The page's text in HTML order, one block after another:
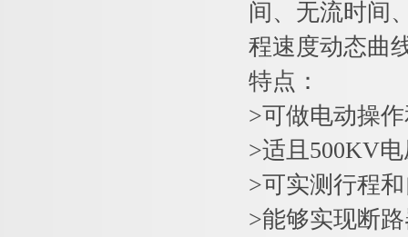
间、无流时间
程速度动态曲
特点：
>可做电动操
>适且500KV
>可实测行程
>能够实现断